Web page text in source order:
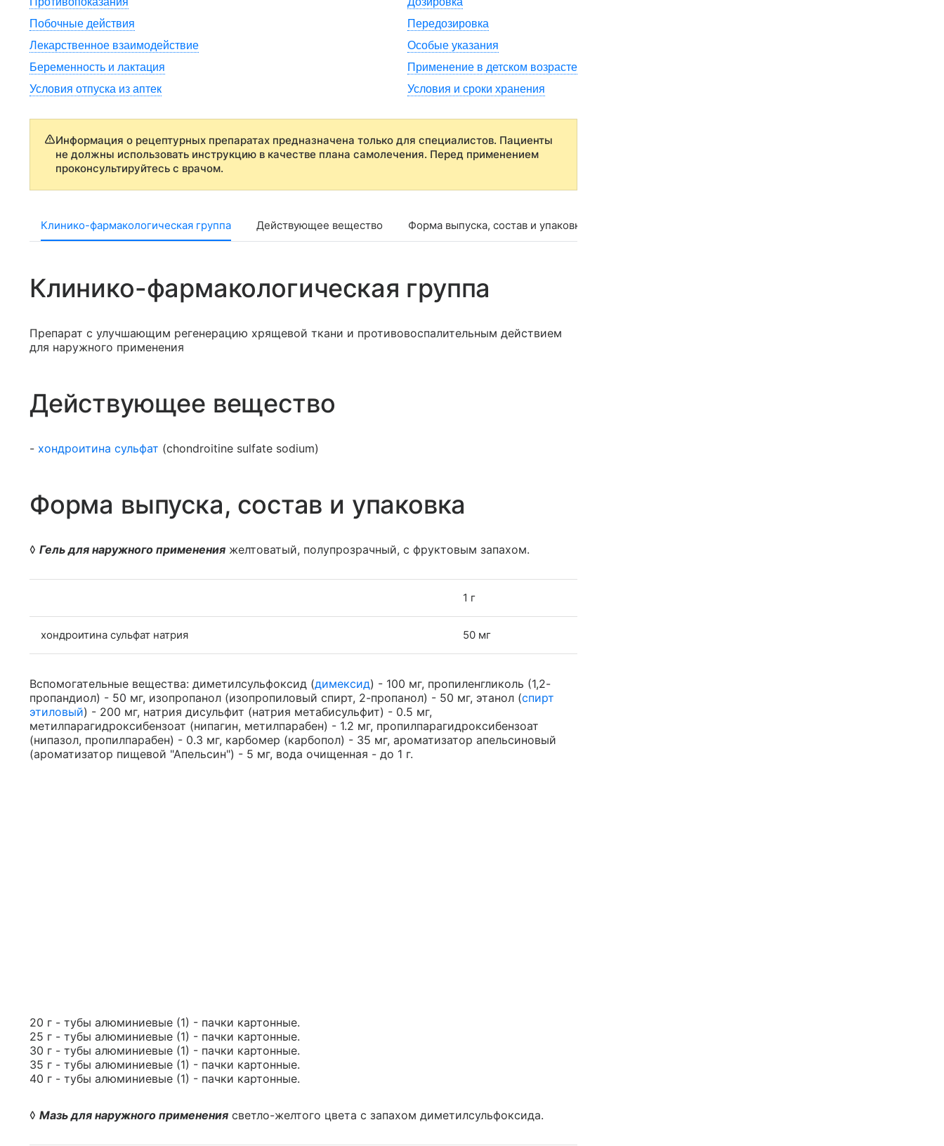
Побочные действия
Передозировка
Лекарственное взаимодействие
Особые указания
Беременность и лактация
Применение в детском возрасте
Условия отпуска из аптек
Условия и сроки хранения
Информация о рецептурных препаратах предназначена только для специалистов. Пациенты
не должны использовать инструкцию в качестве плана самолечения. Перед применением
проконсультируйтесь с врачом.
Клинико-фармакологическая группа Действующее вещество Форма выпуска, состав и упаковка
Клинико-фармакологическая группа
Препарат с улучшающим регенерацию хрящевой ткани и противовоспалительным действием
для наружного применения
Действующее вещество
- хондроитина сульфат (chondroitine sulfate sodium)
Форма выпуска, состав и упаковка
◊ Гель для наружного применения желтоватый, полупрозрачный, с фруктовым запахом.
1 г
хондроитина сульфат натрия 50 мг
Вспомогательные вещества: диметилсульфоксид (димексид) - 100 мг, пропиленгликоль (1,2-
пропандиол) - 50 мг, изопропанол (изопропиловый спирт, 2-пропанол) - 50 мг, этанол (спирт
этиловый) - 200 мг, натрия дисульфит (натрия метабисульфит) - 0.5 мг,
метилпарагидроксибензоат (нипагин, метилпарабен) - 1.2 мг, пропилпарагидроксибензоат
(нипазол, пропилпарабен) - 0.3 мг, карбомер (карбопол) - 35 мг, ароматизатор апельсиновый
(ароматизатор пищевой "Апельсин") - 5 мг, вода очищенная - до 1 г.
20 г - тубы алюминиевые (1) - пачки картонные.
25 г - тубы алюминиевые (1) - пачки картонные.
30 г - тубы алюминиевые (1) - пачки картонные.
35 г - тубы алюминиевые (1) - пачки картонные.
40 г - тубы алюминиевые (1) - пачки картонные.
◊ Мазь для наружного применения светло-желтого цвета с запахом диметилсульфоксида.